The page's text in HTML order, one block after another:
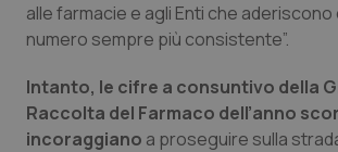
Sangue & coagulazione
Tiroide
Tumore al seno
alle farmacie e agli Enti che aderiscono
numero sempre più consistente”.
Intanto, le cifre a consuntivo della
Raccolta del Farmaco dell’anno
incoraggiano a proseguire sulla